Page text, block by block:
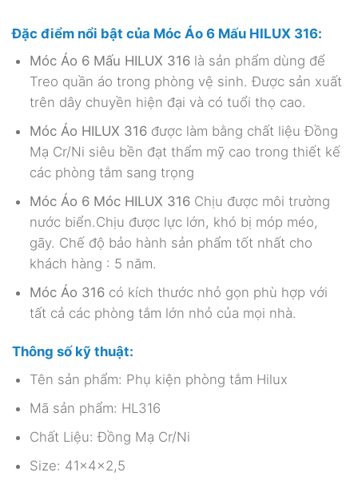
Đặc điểm nổi bật của Móc Áo 6 Mấu HILUX 316:
Móc Áo 6 Mấu HILUX 316 là sản phẩm dùng để
Treo quần áo trong phòng vệ sinh. Được sản xuất
trên dây chuyền hiện đại và có tuổi thọ cao.
Móc Áo HILUX 316 được làm bằng chất liệu Đồng
Mạ Cr/Ni siêu bền đạt thẩm mỹ cao trong thiết kế
các phòng tắm sang trọng
Móc Áo 6 Móc HILUX 316 Chịu được môi trường
nước biển.Chịu được lực lớn, khó bị móp méo,
gãy. Chế độ bảo hành sản phẩm tốt nhất cho
khách hàng : 5 năm.
Móc Áo 316 có kích thước nhỏ gọn phù hợp với
tất cả các phòng tắm lớn nhỏ của mọi nhà.
Thông số kỹ thuật:
Tên sản phẩm: Phụ kiện phòng tắm Hilux
Mã sản phẩm: HL316
Chất Liệu: Đồng Mạ Cr/Ni
Size: 41x4x2,5